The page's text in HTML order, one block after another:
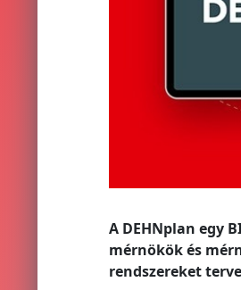
A DEHNplan egy
mérnökök és
rendszereket